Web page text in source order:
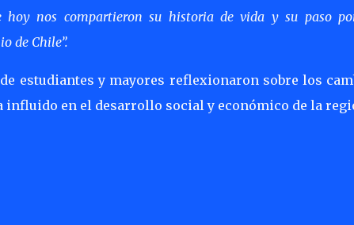
hoy nos compartieron su historia de vida y su paso
de Chile”.
estudiantes y mayores reflexionaron sobre los
influido en el desarrollo social y económico de la